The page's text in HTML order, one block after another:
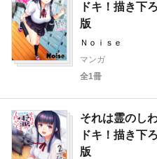
ドキ！描き下
版
Ｎｏｉｓｅ
マンガ
全1冊
それは霊のし
ドキ！描き下
版